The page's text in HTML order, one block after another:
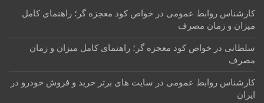
کارشناس روابط عمومی در خواص کود معجزه گر؛ راهنمای کامل
میزان و زمان مصرف
سلطانی در خواص کود معجزه گر؛ راهنمای کامل میزان و زمان
مصرف
کارشناس روابط عمومی در سایت های برتر خرید و فروش خودرو در
ایران